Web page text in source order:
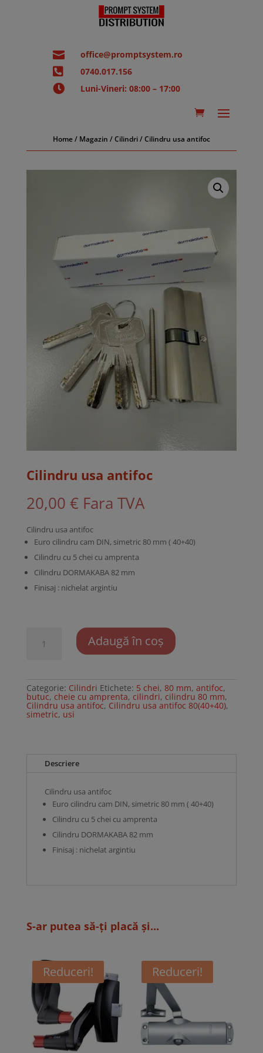
 office@promptsystem.ro
 0740.017.156
 Luni-Vineri: 08:00 – 17:00
Home/ Magazin /Cilindri/ Cilindru usa antifoc
Cilindru usa antifoc
20,00 € Fara TVA
Cilindru usa antifoc
Euro cilindru cam DIN, simetric 80 mm ( 40+40)
Cilindru cu 5 chei cu amprenta
Cilindru DORMAKABA 82 mm
Finisaj : nichelat argintiu
Cilindru
Adaugă în coș
Categorie: Cilindri Etichete: 5 chei, 80 mm, antifoc,
butuc, cheie cu amprenta, cilindri, cilindru 80 mm,
Cilindru usa antifoc, Cilindru usa antifoc 80(40+40),
simetric, usi
Descriere
Cilindru usa antifoc
Euro cilindru cam DIN, simetric 80 mm ( 40+40)
Cilindru cu 5 chei cu amprenta
Cilindru DORMAKABA 82 mm
Finisaj : nichelat argintiu
S-ar putea să-ți placă și...
Reduceri! Reduceri!